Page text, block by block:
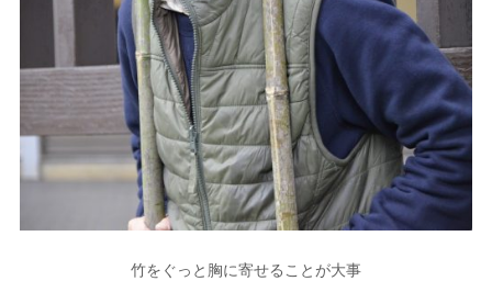
竹をぐっと胸に寄せることが大事